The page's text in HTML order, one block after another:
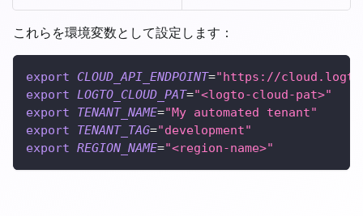
これらを環境変数として設定します：
export CLOUD_API_ENDPOINT="https://
export LOGTO_CLOUD_PAT="<logto-cloud-pat>"
export
TENANT_NAME="My automated tenant"
export
TENANT_TAG="development"
export REGION_NAME="<region-name>"